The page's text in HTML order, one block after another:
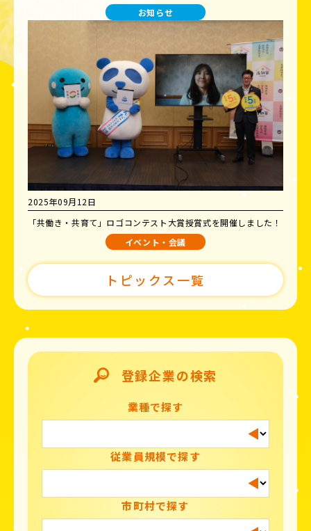
お知らせ
2025年09月12日
「共働き・共育て」ロゴコンテスト大賞授賞式を開催しました！
イベント・会議
トピックス一覧
登録企業の検索
業種で探す
従業員規模で探す
市町村で探す